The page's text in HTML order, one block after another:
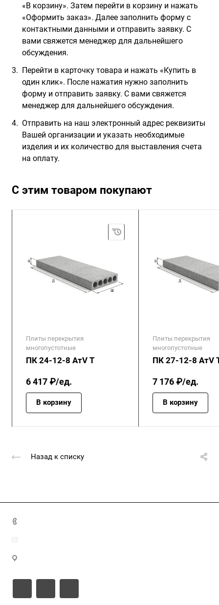
«В корзину». Затем перейти в корзину и нажать
«Оформить заказ». Далее заполнить форму с
контактными данными и отправить заявку. С
вами свяжется менеджер для дальнейшего
обсуждения.
Перейти в карточку товара и нажать «Купить в
один клик». После нажатия нужно заполнить
форму и отправить заявку. С вами свяжется
менеджер для дальнейшего обсуждения.
Отправить на наш электронный адрес реквизиты
Вашей организации и указать необходимые
изделия и их количество для выставления счета
на оплату.
С этим товаром покупают
Плиты перекрытия
многопустотные
ПК 24-12-8 АтV Т
6 417 ₽/ед.
В корзину
Плиты перекрытия
многопустотные
ПК 27-12-8 АтV
7 176 ₽/ед.
В корзину
Назад к списку